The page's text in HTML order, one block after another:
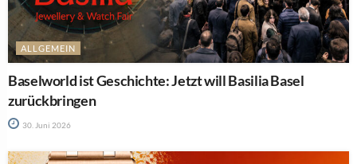
ALLGEMEIN
Baselworld ist Geschichte: Jetzt will Basilia Basel
zurückbringen
30. Juni 2026